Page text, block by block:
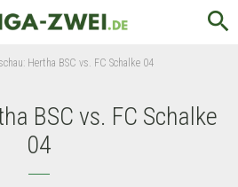
search
Hertha BSC vs. FC Schalke 04
BSC vs. FC Schalke
04